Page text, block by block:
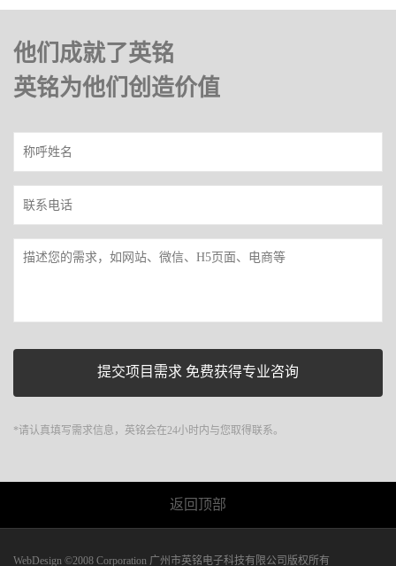
他们成就了英铭
英铭为他们创造价值
*请认真填写需求信息，英铭会在24小时内与您取得联系。
返回顶部
WebDesign ©2008 Corporation 广州市英铭电子科技有限公司版权所有